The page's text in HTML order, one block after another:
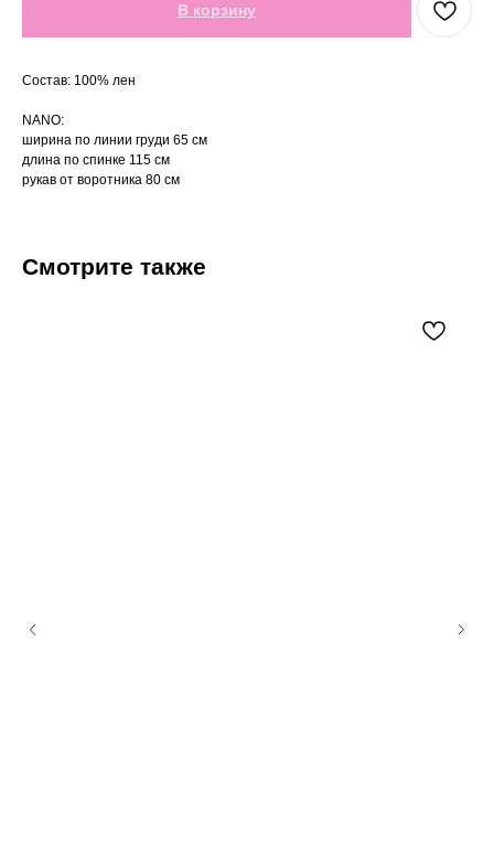
В корзину
Состав: 100% лен
NANO:
ширина по линии груди 65 см
длина по спинке 115 см
рукав от воротника 80 см
Смотрите также